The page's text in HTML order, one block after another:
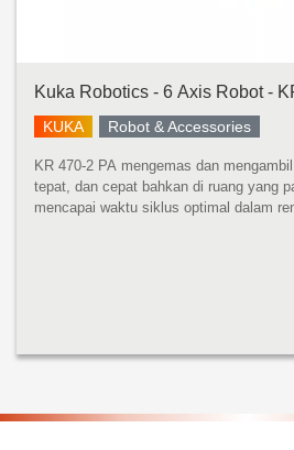
Kuka Robotics - 6 Axis Robot -
KUKA Robot & Accessories
KR 470-2 PA mengemas dan
tepat, dan cepat bahkan di ruang yang
mencapai waktu siklus optimal dalam